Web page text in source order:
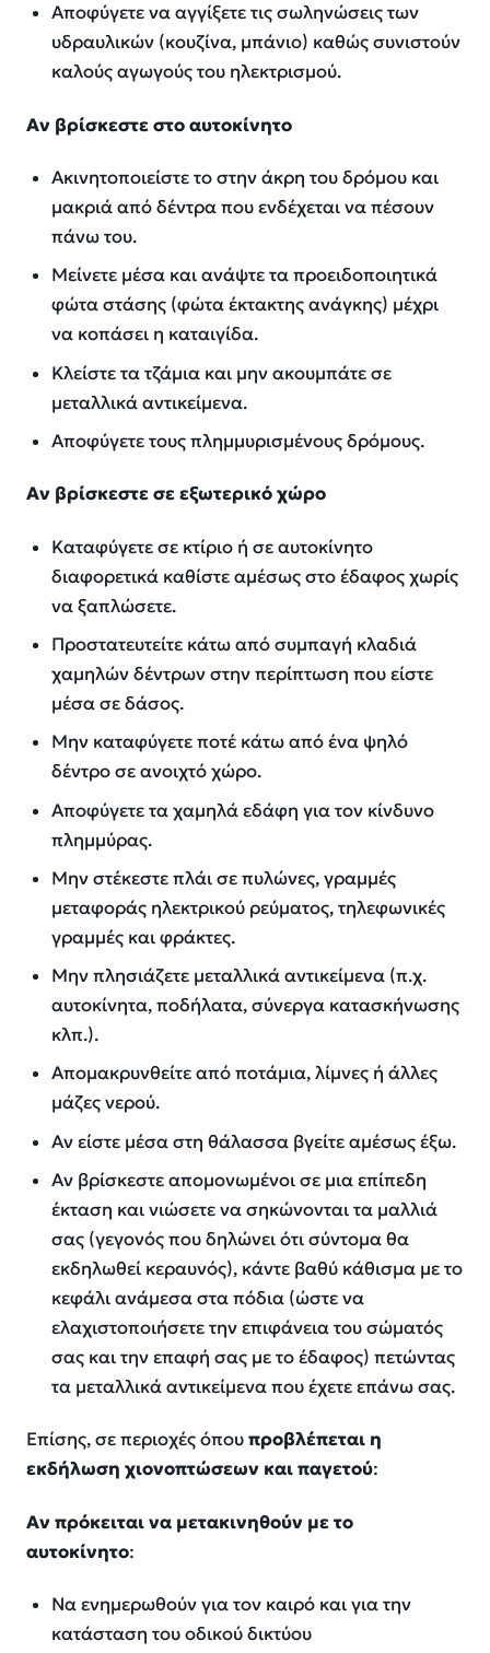
Αποφύγετε να αγγίξετε τις σωληνώσεις των
υδραυλικών (κουζίνα, μπάνιο) καθώς συνιστούν
καλούς αγωγούς του ηλεκτρισμού.
Αν βρίσκεστε στο αυτοκίνητο
Ακινητοποιείστε το στην άκρη του δρόμου και
μακριά από δέντρα που ενδέχεται να πέσουν
πάνω του.
Μείνετε μέσα και ανάψτε τα προειδοποιητικά
φώτα στάσης (φώτα έκτακτης ανάγκης) μέχρι
να κοπάσει η καταιγίδα.
Κλείστε τα τζάμια και μην ακουμπάτε σε
μεταλλικά αντικείμενα.
Αποφύγετε τους πλημμυρισμένους δρόμους.
Αν βρίσκεστε σε εξωτερικό χώρο
Καταφύγετε σε κτίριο ή σε αυτοκίνητο
διαφορετικά καθίστε αμέσως στο έδαφος χωρίς
να ξαπλώσετε.
Προστατευτείτε κάτω από συμπαγή κλαδιά
χαμηλών δέντρων στην περίπτωση που είστε
μέσα σε δάσος.
Μην καταφύγετε ποτέ κάτω από ένα ψηλό
δέντρο σε ανοιχτό χώρο.
Αποφύγετε τα χαμηλά εδάφη για τον κίνδυνο
πλημμύρας.
Μην στέκεστε πλάι σε πυλώνες, γραμμές
μεταφοράς ηλεκτρικού ρεύματος, τηλεφωνικές
γραμμές και φράκτες.
Μην πλησιάζετε μεταλλικά αντικείμενα (π.χ.
αυτοκίνητα, ποδήλατα, σύνεργα κατασκήνωσης
κλπ.).
Απομακρυνθείτε από ποτάμια, λίμνες ή άλλες
μάζες νερού.
Αν είστε μέσα στη θάλασσα βγείτε αμέσως έξω.
Αν βρίσκεστε απομονωμένοι σε μια επίπεδη
έκταση και νιώσετε να σηκώνονται τα μαλλιά
σας (γεγονός που δηλώνει ότι σύντομα θα
εκδηλωθεί κεραυνός), κάντε βαθύ κάθισμα με το
κεφάλι ανάμεσα στα πόδια (ώστε να
ελαχιστοποιήσετε την επιφάνεια του σώματός
σας και την επαφή σας με το έδαφος) πετώντας
τα μεταλλικά αντικείμενα που έχετε επάνω σας.
Επίσης, σε περιοχές όπουπροβλέπεται η
εκδήλωση χιονοπτώσεων και παγετού:
Αν πρόκειται να μετακινηθούν με το
αυτοκίνητο:
Να ενημερωθούν για τον καιρό και για την
κατάσταση του οδικού δικτύου